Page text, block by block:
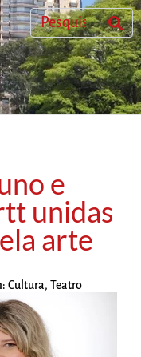
e
unidas
arte
Cultura, Teatro